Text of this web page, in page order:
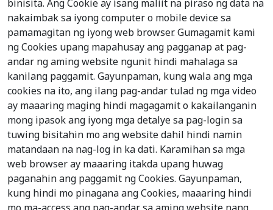
binisita. Ang Cookie ay isang maliit na piraso ng data na
nakaimbak sa iyong computer o mobile device sa
pamamagitan ng iyong web browser. Gumagamit kami
ng Cookies upang mapahusay ang pagganap at pag-
andar ng aming website ngunit hindi mahalaga sa
kanilang paggamit. Gayunpaman, kung wala ang mga
cookies na ito, ang ilang pag-andar tulad ng mga video
ay maaaring maging hindi magagamit o kakailanganin
mong ipasok ang iyong mga detalye sa pag-login sa
tuwing bisitahin mo ang website dahil hindi namin
matandaan na nag-log in ka dati. Karamihan sa mga
web browser ay maaaring itakda upang huwag
paganahin ang paggamit ng Cookies. Gayunpaman,
kung hindi mo pinagana ang Cookies, maaaring hindi